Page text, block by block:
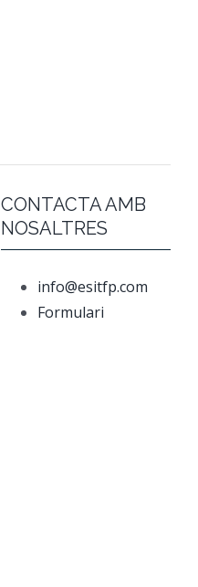
CONTACTA AMB
NOSALTRES
info@esitfp.com
Formulari